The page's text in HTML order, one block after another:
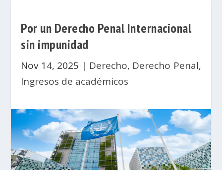
Por un Derecho Penal Internacional
sin impunidad
Nov 14, 2025 | Derecho, Derecho Penal,
Ingresos de académicos